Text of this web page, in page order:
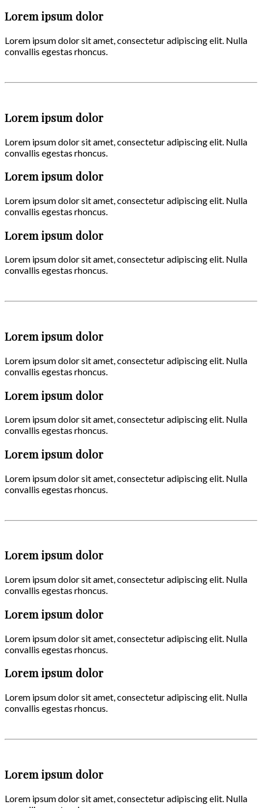
Lorem ipsum dolor
Lorem ipsum dolor sit amet, consectetur adipiscing elit. Nulla
convallis egestas rhoncus.
Lorem ipsum dolor
Lorem ipsum dolor sit amet, consectetur adipiscing elit. Nulla
convallis egestas rhoncus.
Lorem ipsum dolor
Lorem ipsum dolor sit amet, consectetur adipiscing elit. Nulla
convallis egestas rhoncus.
Lorem ipsum dolor
Lorem ipsum dolor sit amet, consectetur adipiscing elit. Nulla
convallis egestas rhoncus.
Lorem ipsum dolor
Lorem ipsum dolor sit amet, consectetur adipiscing elit. Nulla
convallis egestas rhoncus.
Lorem ipsum dolor
Lorem ipsum dolor sit amet, consectetur adipiscing elit. Nulla
convallis egestas rhoncus.
Lorem ipsum dolor
Lorem ipsum dolor sit amet, consectetur adipiscing elit. Nulla
convallis egestas rhoncus.
Lorem ipsum dolor
Lorem ipsum dolor sit amet, consectetur adipiscing elit. Nulla
convallis egestas rhoncus.
Lorem ipsum dolor
Lorem ipsum dolor sit amet, consectetur adipiscing elit. Nulla
convallis egestas rhoncus.
Lorem ipsum dolor
Lorem ipsum dolor sit amet, consectetur adipiscing elit. Nulla
convallis egestas rhoncus.
Lorem ipsum dolor
Lorem ipsum dolor sit amet, consectetur adipiscing elit. Nulla